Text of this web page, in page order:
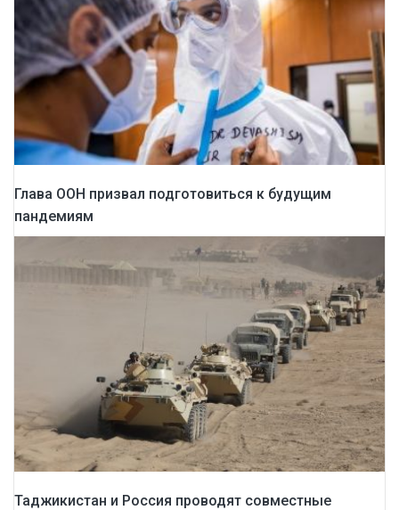
Глава ООН призвал подготовиться к будущим
пандемиям
Таджикистан и Россия проводят совместные